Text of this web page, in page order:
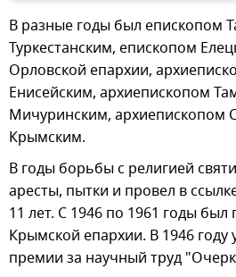
В разные годы был епископом
Туркестанским, епископом
Орловской епархии,
Енисейским, архиепископом
Мичуринским, архиепископом
Крымским.
В годы борьбы с религией
аресты, пытки и провел в
11 лет. С 1946 по 1961 годы
Крымской епархии. В 1946 году
премии за научный труд